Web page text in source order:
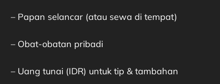
– Papan selancar (atau sewa di tempat)
– Obat-obatan pribadi
– Uang tunai (IDR) untuk tip & tambahan